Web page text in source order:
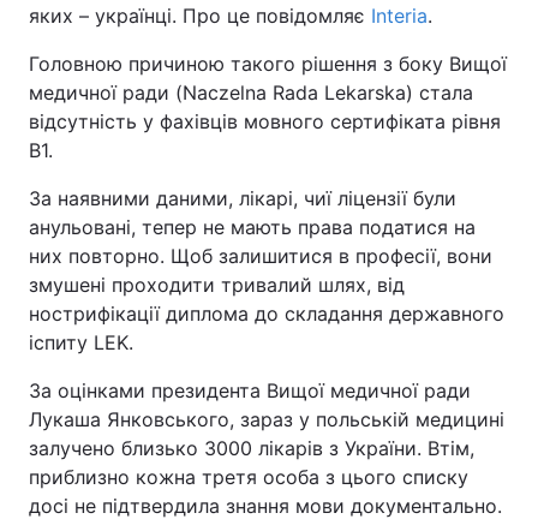
яких – українці. Про це повідомляє Interia.
Головною причиною такого рішення з боку Вищої
медичної ради (Naczelna Rada Lekarska) стала
відсутність у фахівців мовного сертифіката рівня
B1.
За наявними даними, лікарі, чиї ліцензії були
анульовані, тепер не мають права податися на
них повторно. Щоб залишитися в професії, вони
змушені проходити тривалий шлях, від
нострифікації диплома до складання державного
іспиту LEK.
За оцінками президента Вищої медичної ради
Лукаша Янковського, зараз у польській медицині
залучено близько 3000 лікарів з України. Втім,
приблизно кожна третя особа з цього списку
досі не підтвердила знання мови документально.